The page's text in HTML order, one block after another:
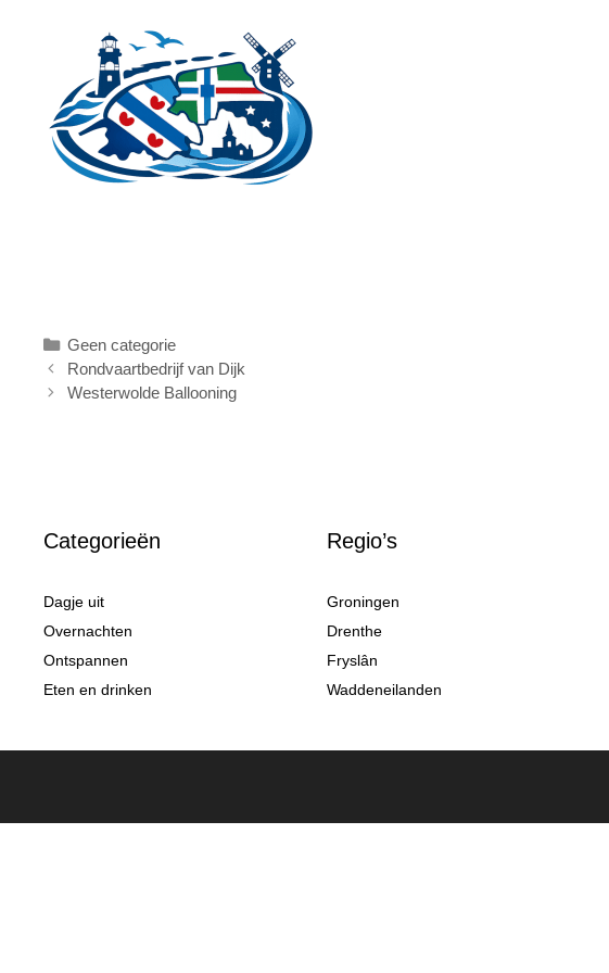
inhoud
Categorieën
Geen categorie
Rondvaartbedrijf van Dijk
Westerwolde Ballooning
Categorieën
Dagje uit
Overnachten
Ontspannen
Eten en drinken
Regio’s
Groningen
Drenthe
Fryslân
Waddeneilanden